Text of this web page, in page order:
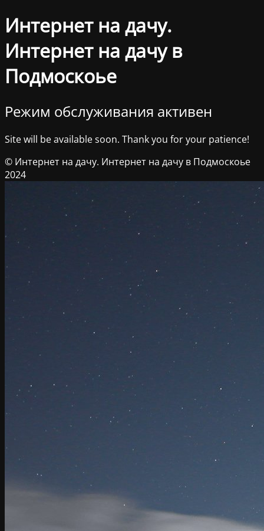
Интернет на дачу.
Интернет на дачу в
Подмоскоье
Режим обслуживания активен
Site will be available soon. Thank you for your patience!
© Интернет на дачу. Интернет на дачу в Подмоскоье
2024